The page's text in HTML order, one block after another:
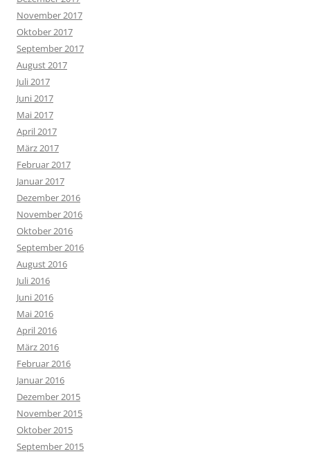
November 2017
Oktober 2017
September 2017
August 2017
Juli 2017
Juni 2017
Mai 2017
April 2017
März 2017
Februar 2017
Januar 2017
Dezember 2016
November 2016
Oktober 2016
September 2016
August 2016
Juli 2016
Juni 2016
Mai 2016
April 2016
März 2016
Februar 2016
Januar 2016
Dezember 2015
November 2015
Oktober 2015
September 2015